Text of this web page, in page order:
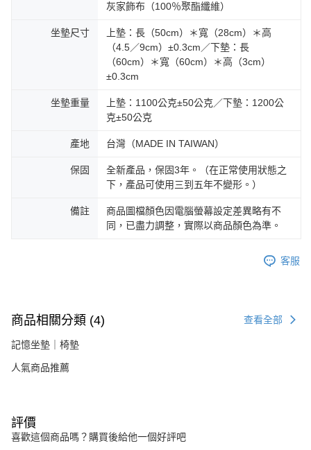
灰家飾布（100％聚酯纖維）
坐墊尺寸
上墊：長（50cm）＊寬（28cm）＊高
（4.5／9cm）±0.3cm／下墊：長
（60cm）＊寬（60cm）＊高（3cm）
±0.3cm
坐墊重量
上墊：1100公克±50公克／下墊：1200公
克±50公克
產地 台灣（MADE IN TAIWAN）
保固
全新產品，保固3年。（在正常使用狀態之
下，產品可使用三到五年不變形。）
備註
商品圖檔顏色因電腦螢幕設定差異略有不
同，已盡力調整，實際以商品顏色為準。
客服
商品相關分類 (4) 查看全部
記憶坐墊｜椅墊
人氣商品推薦
評價
喜歡這個商品嗎？購買後給他一個好評吧